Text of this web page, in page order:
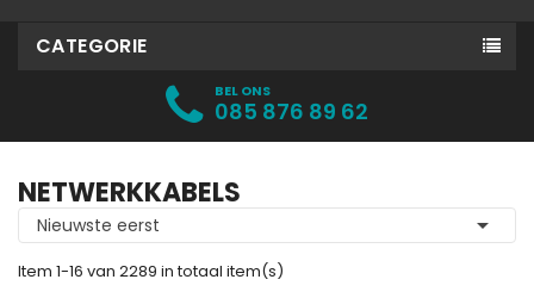
CATEGORIE
BEL ONS
085 876 89 62
NETWERKKABELS
Nieuwste eerst 
Item 1-16 van 2289 in totaal item(s)